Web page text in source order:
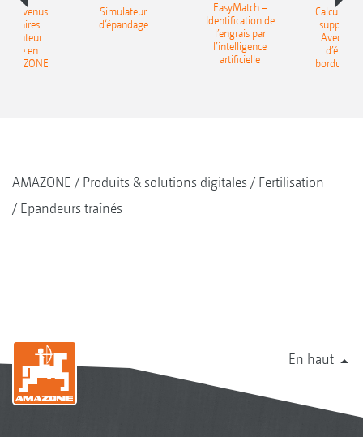
revenus
:
en
Simulateur
d‘épandage
EasyMatch –
Identification de
l’engrais par
l’intelligence
artificielle
Calculer
Avec
bordure
AMAZONE Produits & solutions digitales
Fertilisation
Epandeurs traînés
En haut